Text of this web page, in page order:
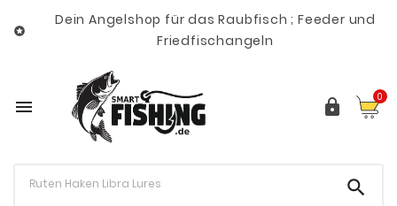

Dein Angelshop für das Raubfisch ; Feeder und
Friedfischangeln
  0
